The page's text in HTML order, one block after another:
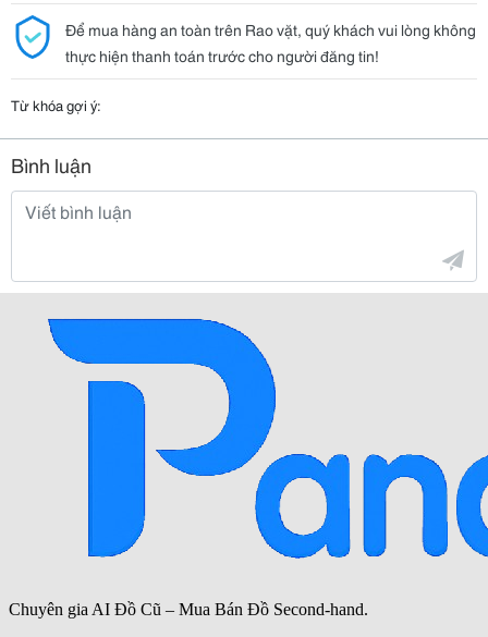
Để mua hàng an toàn trên Rao vặt, quý khách vui lòng không
thực hiện thanh toán trước cho người đăng tin!
Từ khóa gợi ý:
Bình luận